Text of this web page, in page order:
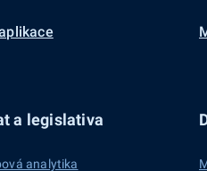
a legislativa
analytika